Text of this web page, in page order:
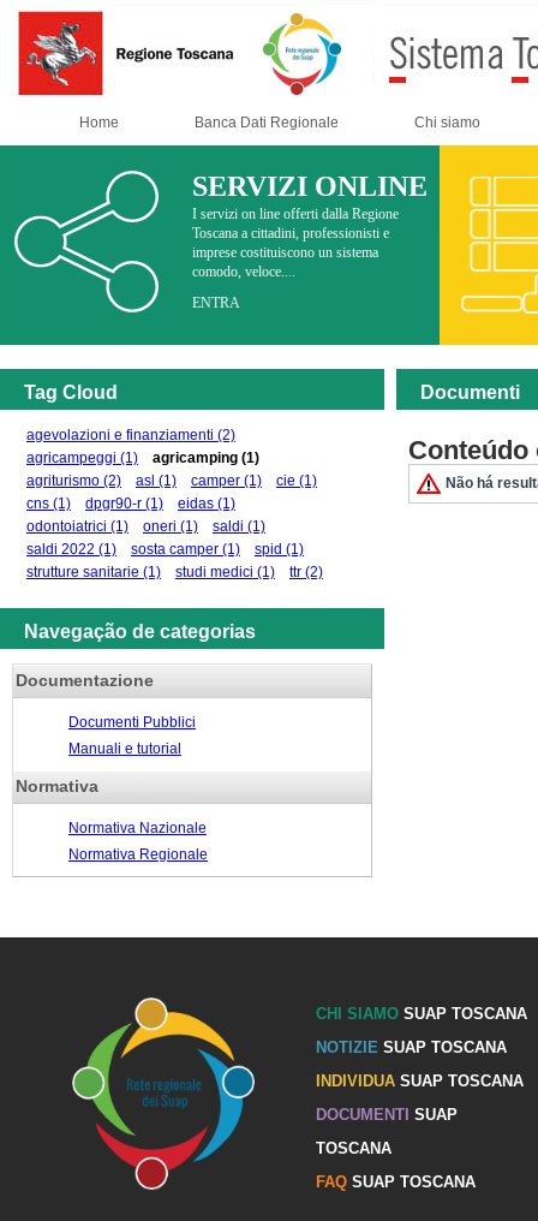
Home Banca Dati Regionale Chi siamo
SERVIZI ONLINE
I servizi on line offerti dalla Regione
Toscana a cittadini, professionisti e
imprese costituiscono un sistema
comodo, veloce....
ENTRA
Tag Cloud
agevolazioni e finanziamenti (2)
agricampeggi (1) agricamping (1)
agriturismo (2) asl (1) camper (1) cie (1)
cns (1) dpgr90-r (1) eidas (1)
odontoiatrici (1) oneri (1) saldi (1)
saldi 2022 (1) sosta camper (1) spid (1)
strutture sanitarie (1) studi medici (1) ttr (2)
Navegação de categorias
Documentazione
Documenti Pubblici
Manuali e tutorial
Normativa
Normativa Nazionale
Normativa Regionale
Documenti
Não há
CHI SIAMOSUAP TOSCANA
NOTIZIE SUAP TOSCANA
INDIVIDUASUAP TOSCANA
DOCUMENTI SUAP
TOSCANA
FAQSUAP TOSCANA